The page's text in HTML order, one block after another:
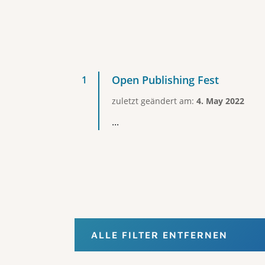
Open Publishing Fest
zuletzt geändert am: 4. May 2022
...
ALLE FILTER ENTFERNEN